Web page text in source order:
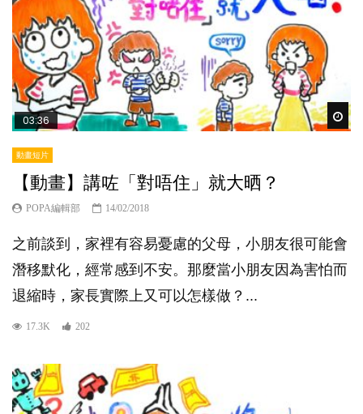
03:36
動畫短片
【動畫】講咗「對唔住」就大晒？
POPA編輯部 14/02/2018
之前談到，家裡有容易憂慮的父母，小朋友很可能會
潛移默化，經常感到不安。那麼當小朋友因為害怕而
退縮時，家長實際上又可以怎樣做？...
17.3K 202